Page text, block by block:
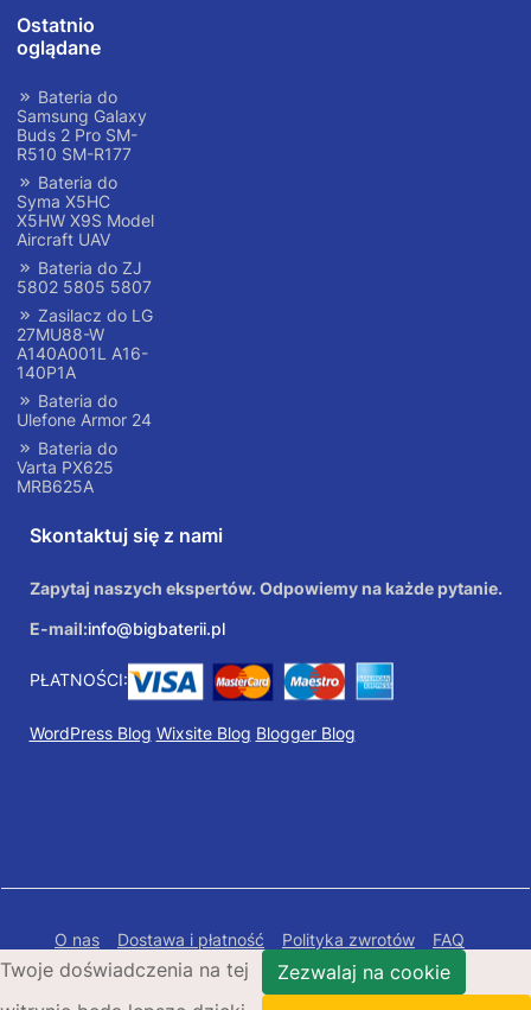
Ostatnio
oglądane
Bateria do
Samsung Galaxy
Buds 2 Pro SM-
R510 SM-R177
Bateria do
Syma X5HC
X5HW X9S Model
Aircraft UAV
Bateria do ZJ
5802 5805 5807
Zasilacz do LG
27MU88-W
A140A001L A16-
140P1A
Bateria do
Ulefone Armor 24
Bateria do
Varta PX625
MRB625A
Skontaktuj się z nami
Zapytaj naszych ekspertów. Odpowiemy na każde pytanie.
E-mail:info@bigbaterii.pl
PŁATNOŚCI:
WordPress Blog Wixsite Blog Blogger Blog
O nas Dostawa i płatność Polityka zwrotów
FAQ
Polityka prywatności
Mapa Strony
Twoje doświadczenia na tej
Zezwalaj na cookie